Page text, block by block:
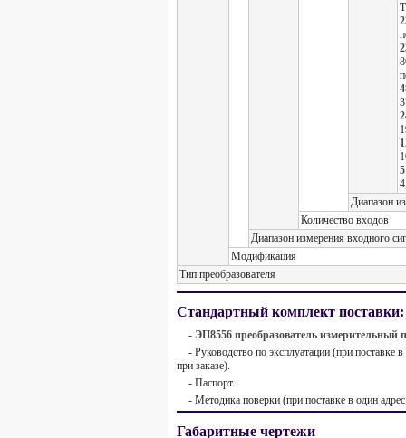
Диапазон
Количество входов
Диапазон измерения входного
Модификация
Тип преобразователя
Стандартный комплект поставки:
- ЭП8556 преобразователь измерительный
- Руководство по эксплуатации (при поставке
при заказе).
- Паспорт.
- Методика поверки (при поставке в один
Габаритные чертежи